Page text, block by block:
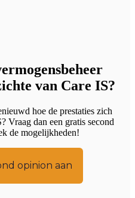
van Care IS?
hoe de prestaties zich
Vraag dan een gratis second
de mogelijkheden!
opinion aan